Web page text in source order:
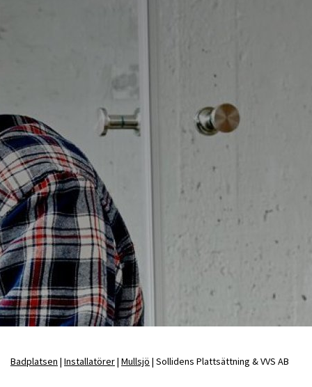
Våra varumärken
Badplatsen Installatörer Mullsjö Sollidens Plattsättning & VVS AB